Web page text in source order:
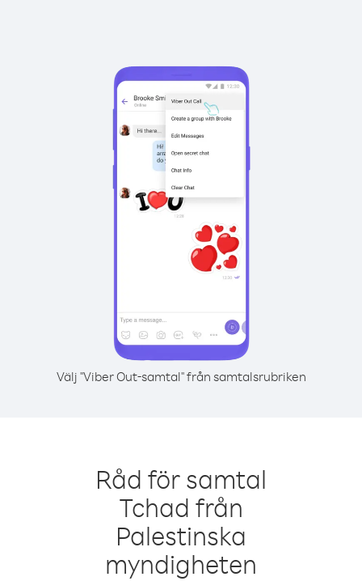
Välj "Viber Out-samtal" från samtalsrubriken
Råd för samtal
Tchad från
Palestinska
myndigheten